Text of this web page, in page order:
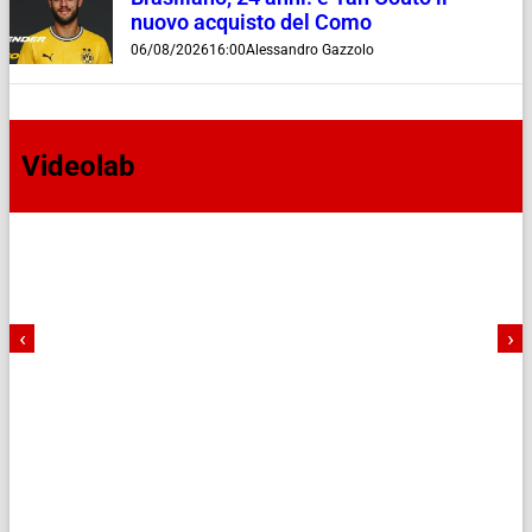
nuovo acquisto del Como
06/08/202616:00Alessandro Gazzolo
Videolab
‹ ›